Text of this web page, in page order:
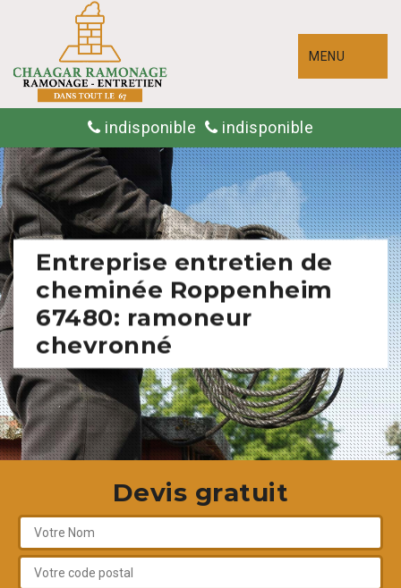
MENU
indisponible indisponible
Entreprise entretien de
cheminée Roppenheim
67480: ramoneur
chevronné
Devis gratuit